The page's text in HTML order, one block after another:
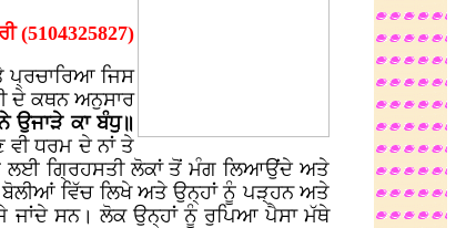
(5104325827)
ਪ੍ਰਚਾਰਿਆ ਜਿਸ
ਦੇ ਕਥਨ ਅਨੁਸਾਰ
ਉਜਾੜੇ ਕਾ ਬੰਧੁ॥
ਧਰਮ ਦੇ ਨਾਂ ਤੇ
ਲਈ ਗ੍ਰਿਹਸਤੀ ਲੋਕਾਂ ਤੋਂ ਮੰਗ ਲਿਆਉਂਦੇ ਅਤੇ
ਬੋਲੀਆਂ ਵਿੱਚ ਲਿਖੇ ਅਤੇ ਉਨ੍ਹਾਂ ਨੂੰ ਪੜ੍ਹਨ ਅਤੇ
ਜਾਂਦੇ ਸਨ। ਲੋਕ ਉਨ੍ਹਾਂ ਨੂੰ ਰੁਪਿਆ ਪੈਸਾ ਮੱਥੇ